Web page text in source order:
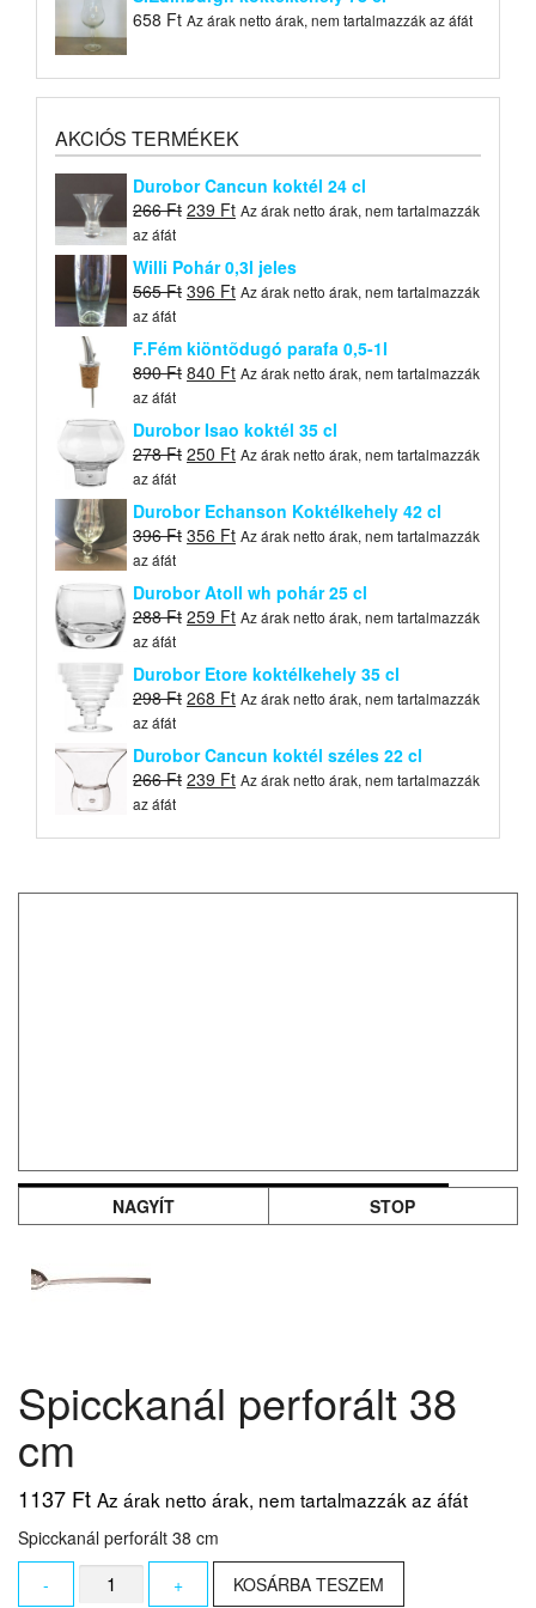
658 Ft Az árak netto árak, nem tartalmazzák az áfát
AKCIÓS TERMÉKEK
Durobor Cancun koktél 24 cl
266Ft Original
was:
266 Ft.
239 FtCurrent
is:
239 Ft.
Az árak netto árak, nem tartalmazzák
az áfát
Willi Pohár 0,3l jeles
565Ft Original
was:
565 Ft.
396 FtCurrent
is:
396 Ft.
Az árak netto árak, nem tartalmazzák
az áfát
F.Fém kiöntõdugó parafa 0,5-1l
890Ft Original
was:
890 Ft.
840 FtCurrent
is:
840 Ft.
Az árak netto árak, nem tartalmazzák
az áfát
Durobor Isao koktél 35 cl
278Ft Original
was:
278 Ft.
250 FtCurrent
250 Ft.
Az árak netto árak, nem tartalmazzák
az áfát
Durobor Echanson Koktélkehely 42 cl
396Ft Original
was:
396 Ft.
356 FtCurrent
is:
356 Ft.
Az árak netto árak, nem tartalmazzák
az áfát
Durobor Atoll wh pohár 25 cl
288Ft Original
was:
288 Ft.
259 FtCurrent
259 Ft.
Az árak netto árak, nem tartalmazzák
az áfát
Durobor Etore koktélkehely 35 cl
298Ft Original
was:
298 Ft.
268 FtCurrent
268 Ft.
Az árak netto árak, nem tartalmazzák
az áfát
Durobor Cancun koktél széles 22 cl
266Ft Original
239 FtCurrent
Az árak netto árak, nem tartalmazzák
az áfát
NAGYÍT STOP
Spicckanál perforált 38
cm
1137 Ft Az árak netto árak, nem tartalmazzák az áfát
Spicckanál perforált 38 cm
-
Spicckanál
perforált
+ KOSÁRBA TESZEM